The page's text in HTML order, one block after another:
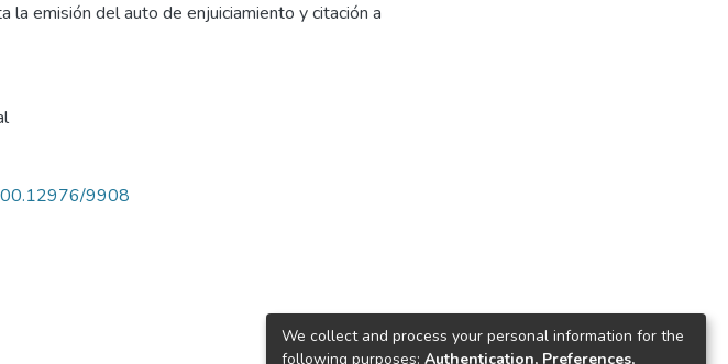
la emisión del auto de enjuiciamiento y citación a
9908
We collect and process your personal information for the
following purposes: Authentication, Preferences,